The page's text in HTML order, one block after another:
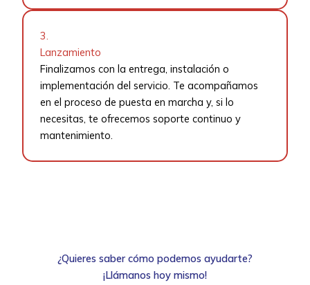
3.
Lanzamiento
Finalizamos con la entrega, instalación o
implementación del servicio. Te acompañamos
en el proceso de puesta en marcha y, si lo
necesitas, te ofrecemos soporte continuo y
mantenimiento.
¿Quieres saber cómo podemos ayudarte?
¡Llámanos hoy mismo!